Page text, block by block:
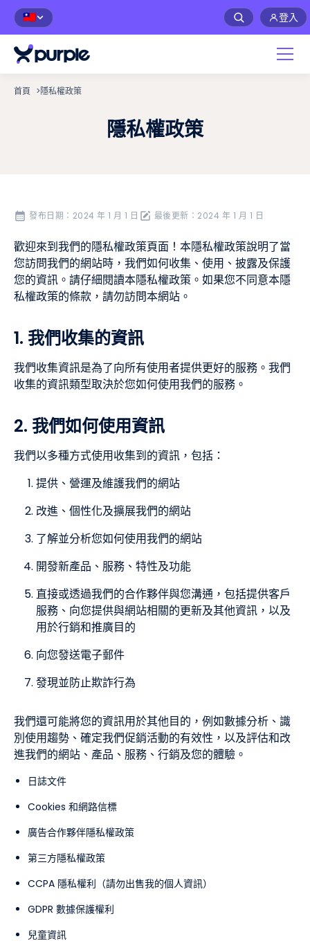
🇹🇼 登入
首頁 >隱私權政策
隱私權政策
發布日期： 2024 年 1 月 1 日 最後更新： 2024 年 1 月 1 日
歡迎來到我們的隱私權政策頁面！本隱私權政策說明了當
您訪問我們的網站時，我們如何收集、使用、披露及保護
您的資訊。請仔細閱讀本隱私權政策。如果您不同意本隱
私權政策的條款，請勿訪問本網站。
1. 我們收集的資訊
我們收集資訊是為了向所有使用者提供更好的服務。我們
收集的資訊類型取決於您如何使用我們的服務。
2. 我們如何使用資訊
我們以多種方式使用收集到的資訊，包括：
提供、營運及維護我們的網站
改進、個性化及擴展我們的網站
了解並分析您如何使用我們的網站
開發新產品、服務、特性及功能
直接或透過我們的合作夥伴與您溝通，包括提供客戶
服務、向您提供與網站相關的更新及其他資訊，以及
用於行銷和推廣目的
向您發送電子郵件
發現並防止欺詐行為
我們還可能將您的資訊用於其他目的，例如數據分析、識
別使用趨勢、確定我們促銷活動的有效性，以及評估和改
進我們的網站、產品、服務、行銷及您的體驗。
日誌文件
Cookies 和網路信標
廣告合作夥伴隱私權政策
第三方隱私權政策
CCPA 隱私權利（請勿出售我的個人資訊）
GDPR 數據保護權利
兒童資訊